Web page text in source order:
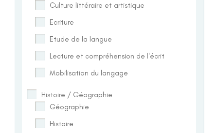
Culture littéraire et artistique
Ecriture
Etude de la langue
Lecture et compréhension de l'écrit
Mobilisation du langage
Histoire / Géographie
Géographie
Histoire